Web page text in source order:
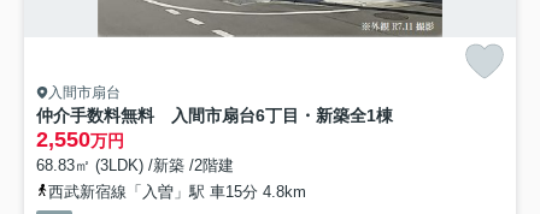
入間市扇台
仲介手数料無料 入間市扇台6丁目・新築全1棟
2,550万円
68.83㎡ (3LDK) /新築 /2階建
西武新宿線「入曽」駅 車15分 4.8km